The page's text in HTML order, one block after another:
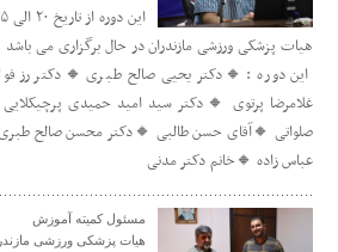
هیات پزشکی ورزشی مازندران در حال برگزاری می
این دوره : 🔸دکتر یحیی صالح طبری 🔸دکتر رز
غلامرضا پرتوی 🔸دکتر سید امید حمیدی
صلواتی 🔸آقای حسن طالبی 🔸دکتر محسن صالح
عباس زاده 🔸خانم دکتر مدنی
مسئول کمیته آموزش
هیات پزشکی ورزشی